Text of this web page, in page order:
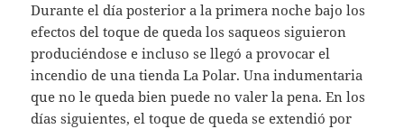
Durante el día posterior a la primera noche bajo los
efectos del toque de queda los saqueos siguieron
produciéndose e incluso se llegó a provocar el
incendio de una tienda La Polar. Una indumentaria
que no le queda bien puede no valer la pena. En los
días siguientes, el toque de queda se extendió por